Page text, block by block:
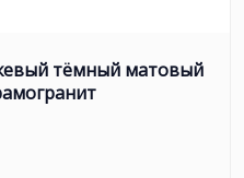
тёмный матовый